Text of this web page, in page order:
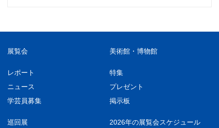
展覧会 美術館・博物館
レポート
特集
ニュース
プレゼント
学芸員募集
掲示板
巡回展 2026年の展覧会スケジュール